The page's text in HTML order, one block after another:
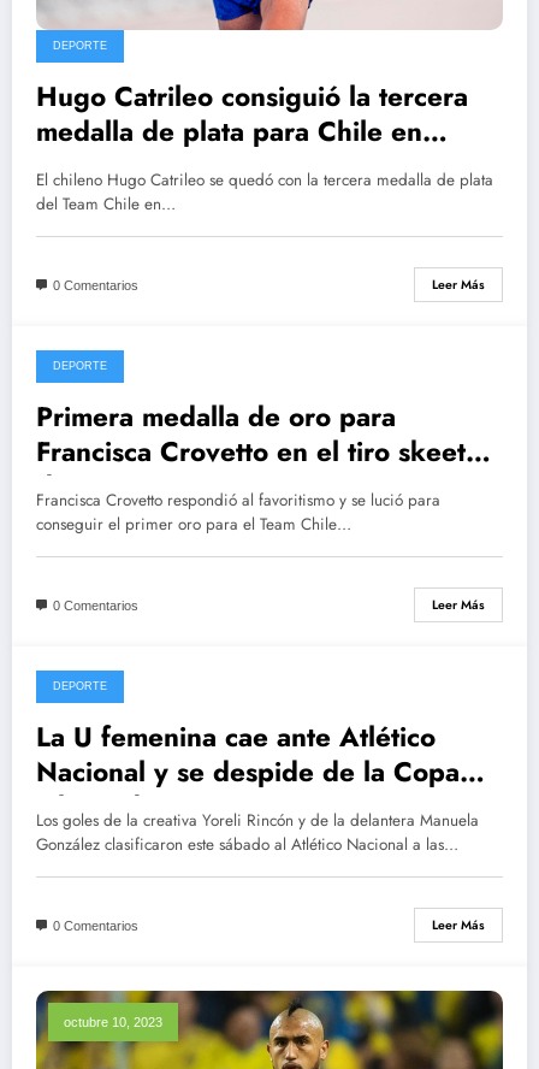
DEPORTE
Hugo Catrileo consiguió la tercera
medalla de plata para Chile en
Santiago 2023
El chileno Hugo Catrileo se quedó con la tercera medalla de plata
del Team Chile en…
0 Comentarios Leer Más
octubre 22, 2023
DEPORTE
Primera medalla de oro para
Francisca Crovetto en el tiro skeet
de Santiago 2023
Francisca Crovetto respondió al favoritismo y se lució para
conseguir el primer oro para el Team Chile…
0 Comentarios Leer Más
octubre 14, 2023
DEPORTE
La U femenina cae ante Atlético
Nacional y se despide de la Copa
Libertadores
Los goles de la creativa Yoreli Rincón y de la delantera Manuela
González clasificaron este sábado al Atlético Nacional a las…
0 Comentarios Leer Más
octubre 10, 2023